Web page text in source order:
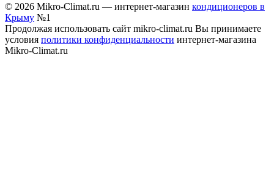
© 2026 Mikro-Climat.ru — интернет-магазин кондиционеров в
Крыму №1
Продолжая использовать сайт mikro-climat.ru Вы принимаете
условия политики конфиденциальности интернет-магазина
Mikro-Climat.ru